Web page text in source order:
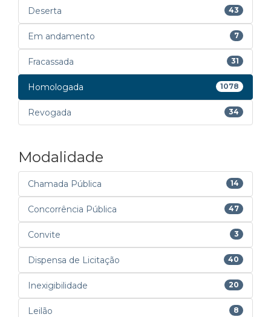
Deserta 43
Em andamento 7
Fracassada 31
Homologada 1078
Revogada 34
Modalidade
Chamada Pública 14
Concorrência Pública 47
Convite 3
Dispensa de Licitação 40
Inexigibilidade 20
Leilão 8